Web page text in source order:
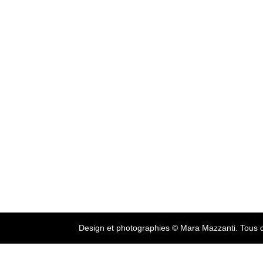
Design et photographies © Mara Mazzanti. Tous